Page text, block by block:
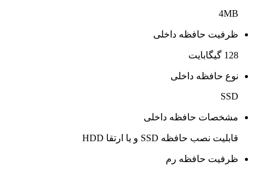
4MB
ظرفیت حافظه داخلی
128 گیگابایت
نوع حافظه داخلی
SSD
مشخصات حافظه داخلی
قابلیت نصب حافظه SSD و یا ارتقا HDD
ظرفیت حافظه رم